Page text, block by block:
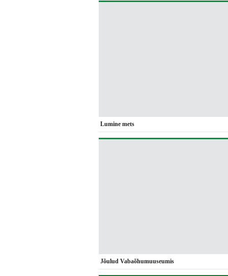
Lumine mets
Jõulud Vabaõhumuuseumis